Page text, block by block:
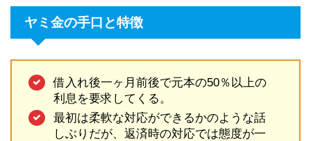
ヤミ金の手口と特徴
借入れ後一ヶ月前後で元本の50％以上の
利息を要求してくる。
最初は柔軟な対応ができるかのような話
しぶりだが、返済時の対応では態度が一